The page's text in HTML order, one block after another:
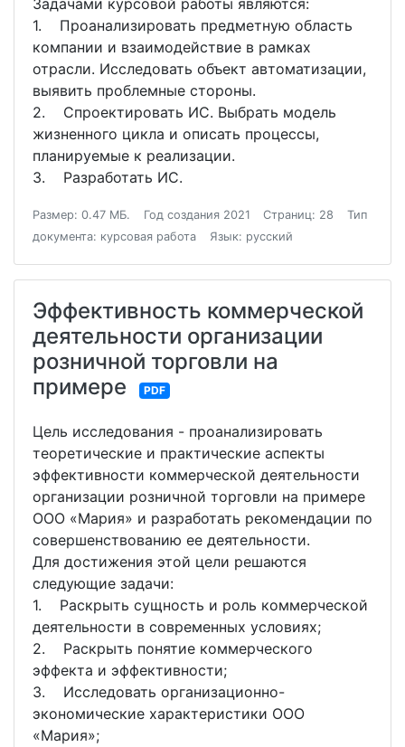
Задачами курсовой работы являются:
1. Проанализировать предметную область
компании и взаимодействие в рамках
отрасли. Исследовать объект автоматизации,
выявить проблемные стороны.
2. Спроектировать ИС. Выбрать модель
жизненного цикла и описать процессы,
планируемые к реализации.
3. Разработать ИС.
Размер: 0.47 МБ. Год создания 2021 Страниц: 28
Тип
документа: курсовая работа
Язык: русский
Эффективность коммерческой
деятельности организации
розничной торговли на
примере
PDF
Цель исследования - проанализировать
теоретические и практические аспекты
эффективности коммерческой деятельности
организации розничной торговли на примере
ООО «Мария» и разработать рекомендации по
совершенствованию ее деятельности.
Для достижения этой цели решаются
следующие задачи:
1. Раскрыть сущность и роль коммерческой
деятельности в современных условиях;
2. Раскрыть понятие коммерческого
эффекта и эффективности;
3. Исследовать организационно-
экономические характеристики ООО
«Мария»;